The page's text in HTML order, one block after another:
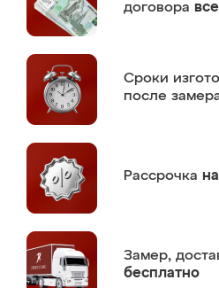
договора
Сроки
после
Рассрочка
Замер,
бесплатно